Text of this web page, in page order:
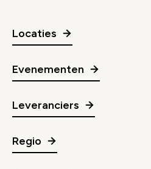
Locaties
Evenementen
Leveranciers
Regio